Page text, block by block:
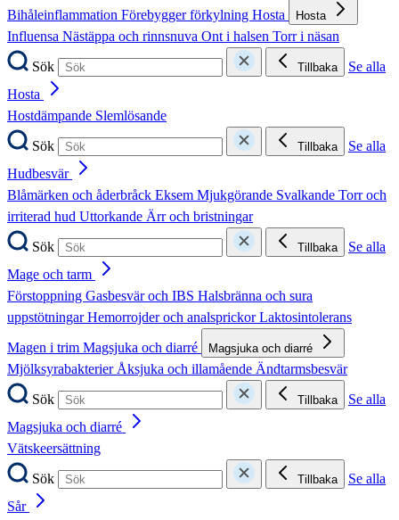
Bihåleinflammation Förebygger förkylning Hosta Hosta
Influensa Nästäppa och rinnsnuva Ont i halsen Torr i näsan
Sök
Tillbaka
Se alla
Hosta
Hostdämpande Slemlösande
Sök
Tillbaka
Se alla
Hudbesvär
Blåmärken och åderbråck Eksem Mjukgörande Svalkande Torr och
irriterad hud Uttorkande Ärr och bristningar
Sök
Tillbaka
Se alla
Mage och tarm
Förstoppning Gasbesvär och IBS Halsbränna och sura
uppstötningarHemorrojder och analsprickorLaktosintolerans
Magen i trim Magsjuka och diarré Magsjuka och diarré
MjölksyrabakterierÅksjuka och illamående Ändtarmsbesvär
Sök
Tillbaka
Se alla
Magsjuka och diarré
Vätskeersättning
Sök
Tillbaka
Se alla
Sår